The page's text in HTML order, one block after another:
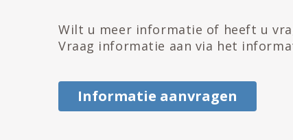
Wilt u meer informatie of heeft u
Vraag informatie aan via het
Informatie aanvragen